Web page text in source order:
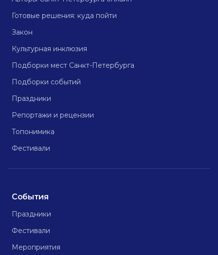
Готовые решения: куда пойти
Закон
Культурная инклюзия
Подборки мест Санкт-Петербурга
Подборки событий
Праздники
Репортажи и рецензии
Топонимика
Фестивали
События
Праздники
Фестивали
Мероприятия